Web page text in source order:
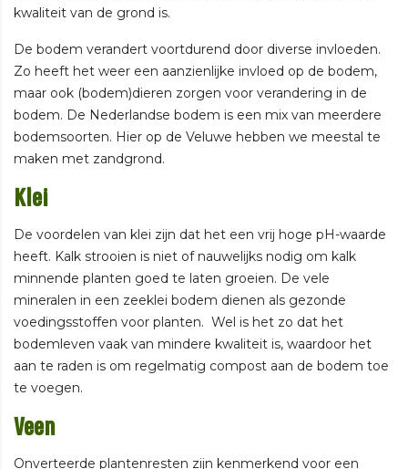
kwaliteit van de grond is.
De bodem verandert voortdurend door diverse invloeden.
Zo heeft het weer een aanzienlijke invloed op de bodem,
maar ook (bodem)dieren zorgen voor verandering in de
bodem. De Nederlandse bodem is een mix van meerdere
bodemsoorten. Hier op de Veluwe hebben we meestal te
maken met zandgrond.
Klei
De voordelen van klei zijn dat het een vrij hoge pH-waarde
heeft. Kalk strooien is niet of nauwelijks nodig om kalk
minnende planten goed te laten groeien. De vele
mineralen in een zeeklei bodem dienen als gezonde
voedingsstoffen voor planten. Wel is het zo dat het
bodemleven vaak van mindere kwaliteit is, waardoor het
aan te raden is om regelmatig compost aan de bodem toe
te voegen.
Veen
Onverteerde plantenresten zijn kenmerkend voor een